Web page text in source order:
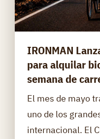
IRONMAN
para alquilar
semana de
El mes de mayo
uno de los
internacional. El